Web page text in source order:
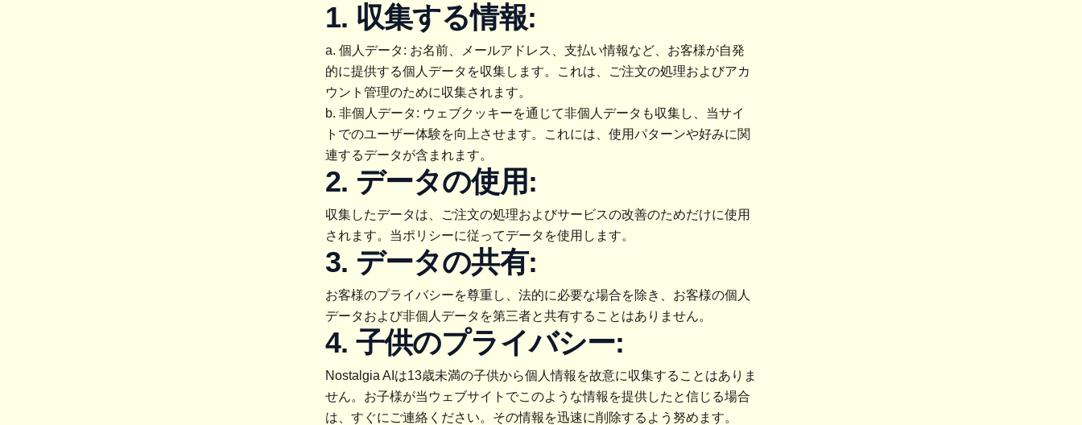
1. 収集する情報:
a. 個人データ: お名前、メールアドレス、支払い情報など、お客様が自発
的に提供する個人データを収集します。これは、ご注文の処理およびアカ
ウント管理のために収集されます。
b. 非個人データ: ウェブクッキーを通じて非個人データも収集し、当サイ
トでのユーザー体験を向上させます。これには、使用パターンや好みに関
連するデータが含まれます。
2. データの使用:
収集したデータは、ご注文の処理およびサービスの改善のためだけに使用
されます。当ポリシーに従ってデータを使用します。
3. データの共有:
お客様のプライバシーを尊重し、法的に必要な場合を除き、お客様の個人
データおよび非個人データを第三者と共有することはありません。
4. 子供のプライバシー:
Nostalgia AIは13歳未満の子供から個人情報を故意に収集することはありま
せん。お子様が当ウェブサイトでこのような情報を提供したと信じる場合
は、すぐにご連絡ください。その情報を迅速に削除するよう努めます。